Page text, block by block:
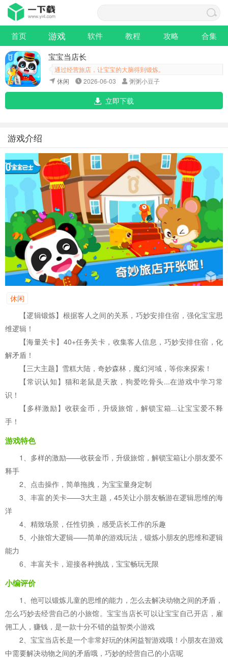
首页 游戏 软件 教程 攻略 合集
宝宝当店长
通过经营旅店，让宝宝的大脑得到锻炼。
休闲
2026-06-03 粥粥小豆子
立即下载
游戏介绍
休闲
【逻辑锻炼】根据客人之间的关系，巧妙安排住宿，强化宝宝思
维逻辑！
【海量关卡】40+任务关卡，收集客人信息，巧妙安排住宿，化
解矛盾！
【三大主题】雪糕大陆，奇妙森林，魔幻河域，等你来探索！
【常识认知】猫和老鼠是天敌，狗爱吃骨头...在游戏中学习常
识！
【多样激励】收获金币，升级旅馆，解锁宝箱...让宝宝爱不释
手！
游戏特色
1、多样的激励——收获金币，升级旅馆，解锁宝箱让小朋友爱不
释手
2、点击操作，简单拖拽，为宝宝量身定制
3、丰富的关卡——3大主题，45关让小朋友畅游在逻辑思维的海
洋
4、精致场景，任性切换，感受店长工作的乐趣
5、小旅馆大逻辑——简单的游戏玩法，锻炼小朋友的思维和逻辑
能力
6、丰富关卡，迎接各种挑战，宝宝畅玩无限
小编评价
1、他可以锻炼儿童的思维的能力，怎么去解决动物之间的矛盾，
怎么巧妙去经营自己的小旅馆。宝宝当店长可以让宝宝自己开店，雇
佣工人，赚钱，是一款十分不错的益智类小游戏
2、宝宝当店长是一个非常好玩的休闲益智游戏哦！小朋友在游戏
中需要解决动物之间的矛盾哦，巧妙的经营自己的小店呢